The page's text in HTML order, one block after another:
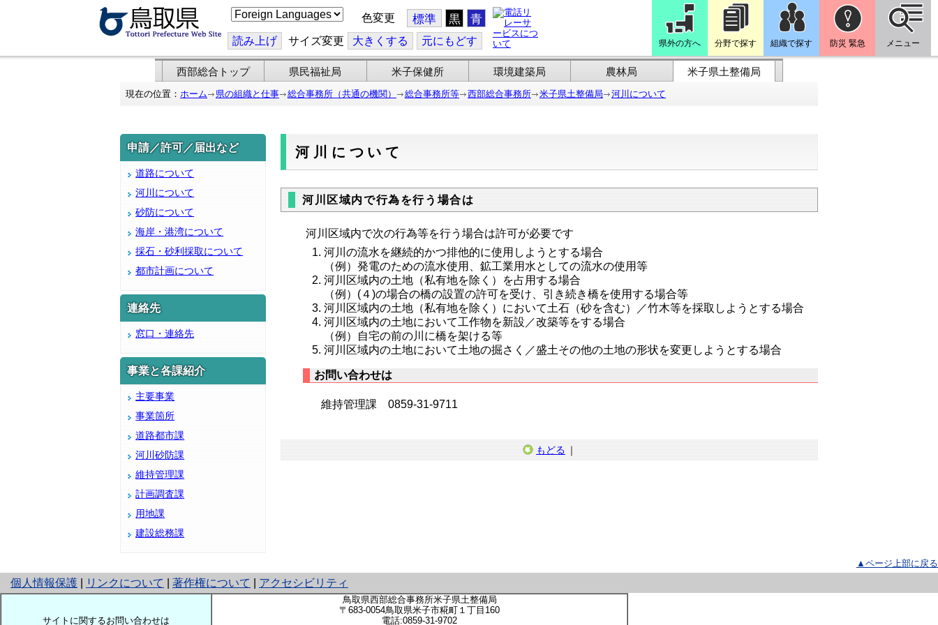
こ
の
ジ
を
翻
訳
す
色変更 標準 黒 青
読み上げ サイズ変更 大きくする 元にもどす 県外の方へ 分野で探す 組織で探す 防災 緊急 メニュー
西部総合トップ 県民福祉局 米子保健所 環境建築局 農林局 米子県土整備局
現在の位置： ホーム 県の組織と仕事 総合事務所（共通の機関） 総合事務所等 西部総合事務所 米子県土整備局 河川について
申請／許可／届出など
道路について
河川について
砂防について
海岸・港湾について
採石・砂利採取について
都市計画について
連絡先
窓口・連絡先
事業と各課紹介
主要事業
事業箇所
道路都市課
河川砂防課
維持管理課
計画調査課
用地課
建設総務課
河川について
河川区域内で行為を行う場合は
河川区域内で次の行為等を行う場合は許可が必要です
河川の流水を継続的かつ排他的に使用しようとする場合
（例）発電のための流水使用、鉱工業用水としての流水の使用等
河川区域内の土地（私有地を除く）を占用する場合
（例）(４)の場合の橋の設置の許可を受け、引き続き橋を使用する場合等
河川区域内の土地（私有地を除く）において土石（砂を含む）／竹木等を採取しようとする場合
河川区域内の土地において工作物を新設／改築等をする場合
（例）自宅の前の川に橋を架ける等
河川区域内の土地において土地の掘さく／盛土その他の土地の形状を変更しようとする場合
お問い合わせは
維持管理課 0859-31-9711
もどる ｜
▲ページ上部に戻る
個人情報保護
と
り
ッ
リンクについて 著作権について アクセシビリティ
サイトに関するお問い合わせは
鳥取県西部総合事務所米子県土整備局
〒683-0054鳥取県米子市糀町１丁目160
電話:0859-31-9702